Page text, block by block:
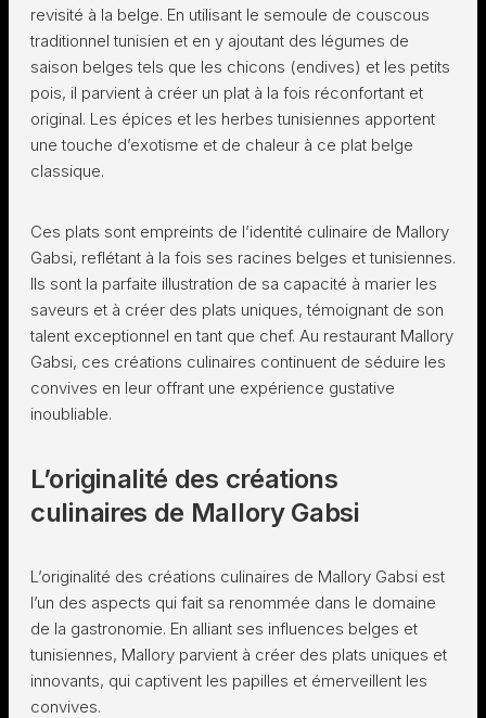
revisité à la belge. En utilisant le semoule de couscous
traditionnel tunisien et en y ajoutant des légumes de
saison belges tels que les chicons (endives) et les petits
pois, il parvient à créer un plat à la fois réconfortant et
original. Les épices et les herbes tunisiennes apportent
une touche d’exotisme et de chaleur à ce plat belge
classique.
Ces plats sont empreints de l’identité culinaire de Mallory
Gabsi, reflétant à la fois ses racines belges et tunisiennes.
Ils sont la parfaite illustration de sa capacité à marier les
saveurs et à créer des plats uniques, témoignant de son
talent exceptionnel en tant que chef. Au restaurant Mallory
Gabsi, ces créations culinaires continuent de séduire les
convives en leur offrant une expérience gustative
inoubliable.
L’originalité des créations
culinaires de Mallory Gabsi
L’originalité des créations culinaires de Mallory Gabsi est
l’un des aspects qui fait sa renommée dans le domaine
de la gastronomie. En alliant ses influences belges et
tunisiennes, Mallory parvient à créer des plats uniques et
innovants, qui captivent les papilles et émerveillent les
convives.